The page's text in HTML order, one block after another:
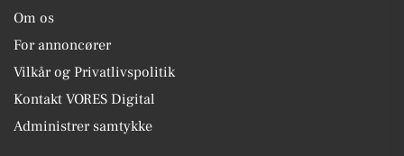
Om os
For annoncører
Vilkår og Privatlivspolitik
Kontakt VORES Digital
Administrer samtykke